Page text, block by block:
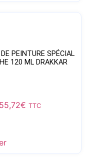
PEINTURE SPÉCIAL
120 ML DRAKKAR
55,72€ TTC